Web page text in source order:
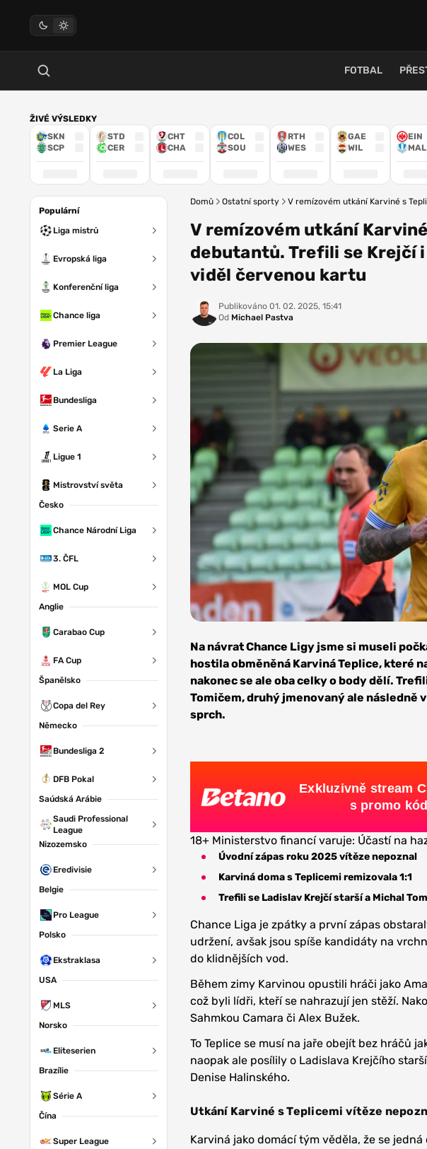
FOTBAL
ŽIVÉ VÝSLEDKY
SKN
SCP
STD
CER
CHT
CHA
COL
SOU
RTH
WES
GAE
WIL
EIN
MAL
Populární
Liga mistrů
Evropská liga
Konferenční liga
Chance liga
Premier League
La Liga
Bundesliga
Serie A
Ligue 1
Mistrovství světa
Česko
Chance Národní Liga
3. ČFL
MOL Cup
Anglie
Carabao Cup
FA Cup
Španělsko
Copa del Rey
Německo
Bundesliga 2
DFB Pokal
Saúdská Arábie
Saudi Professional
League
Nizozemsko
Eredivisie
Belgie
Pro League
Polsko
Ekstraklasa
USA
MLS
Norsko
Eliteserien
Brazílie
Série A
Čína
Super League
Domů Ostatní sporty V remízovém utkání Karviné s
V remízovém utkání
debutantů. Trefili se Krejčí
viděl červenou kartu
Publikováno 01. 02. 2025, 15:41
Od Michael Pastva
Teplice
Na návrat Chance Ligy jsme si museli
hostila obměněná Karviná Teplice, které
nakonec se ale oba celky o body dělí.
Tomičem, druhý jmenovaný ale následně
sprch.
Exkluzivně stream
s promo
18+ Ministerstvo financí varuje: Účastí na
Úvodní zápas roku 2025 vítěze nepoznal
Karviná doma s Teplicemi remizovala 1:1
Trefili se Ladislav Krejčí starší a Michal
Chance Liga je zpátky a první zápas
udržení, avšak jsou spíše kandidáty na
do klidnějších vod.
Během zimy Karvinou opustili hráči jako
což byli lídři, kteří se nahrazují jen stěží.
Sahmkou Camara či Alex Bužek.
To Teplice se musí na jaře obejít bez hráčů
naopak ale posílily o Ladislava Krejčího
Denise Halinského.
Utkání Karviné s Teplicemi vítěze
Karviná jako domácí tým věděla, že se